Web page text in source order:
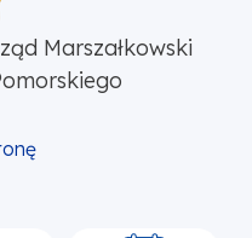
Marszałkowski